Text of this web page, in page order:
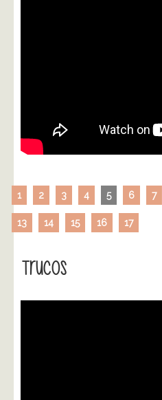
1 2 3 4 5 6 7
13 14 15 16 17
Trucos